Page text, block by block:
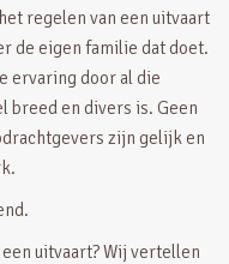
regelen van een uitvaart
de eigen familie dat doet.
ervaring door al die
breed en divers is. Geen
zijn gelijk en
uitvaart? Wij vertellen